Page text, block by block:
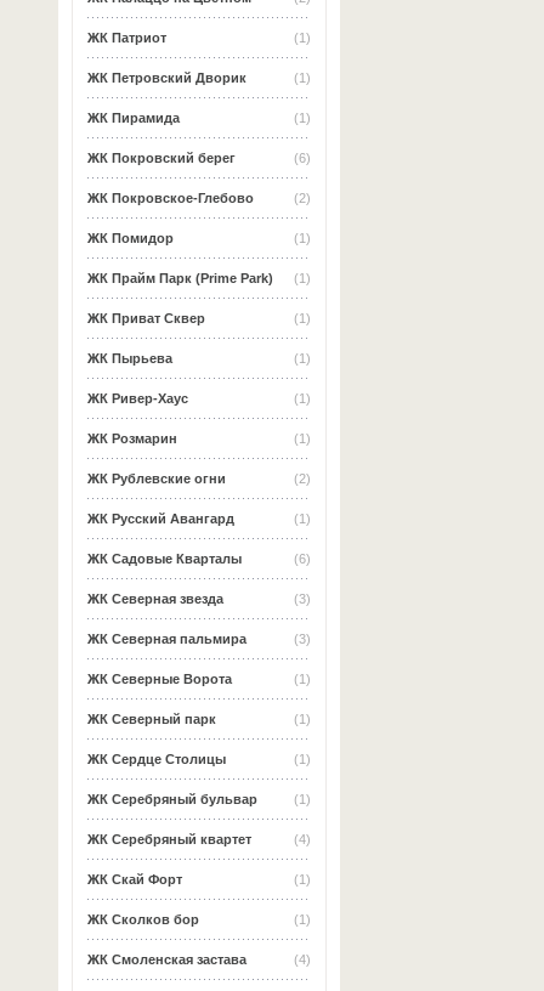
(1)
ЖК Патриот
(1)
ЖК Петровский Дворик
(1)
ЖК Пирамида
(6)
ЖК Покровский берег
(2)
ЖК Покровское-Глебово
(1)
ЖК Помидор
(1)
ЖК Прайм Парк (Prime Park)
(1)
ЖК Приват Сквер
(1)
ЖК Пырьева
(1)
ЖК Ривер-Хаус
(1)
ЖК Розмарин
(2)
ЖК Рублевские огни
(1)
ЖК Русский Авангард
(6)
ЖК Садовые Кварталы
(3)
ЖК Северная звезда
(3)
ЖК Северная пальмира
(1)
ЖК Северные Ворота
(1)
ЖК Северный парк
(1)
ЖК Сердце Столицы
(1)
ЖК Серебряный бульвар
(4)
ЖК Серебряный квартет
(1)
ЖК Скай Форт
(1)
ЖК Сколков бор
(4)
ЖК Смоленская застава